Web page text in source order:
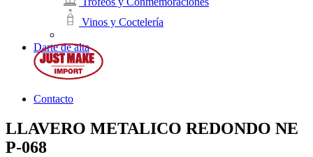
Vinos y Coctelería
Darte de alta
Contacto
LLAVERO METALICO REDONDO NE
P-068